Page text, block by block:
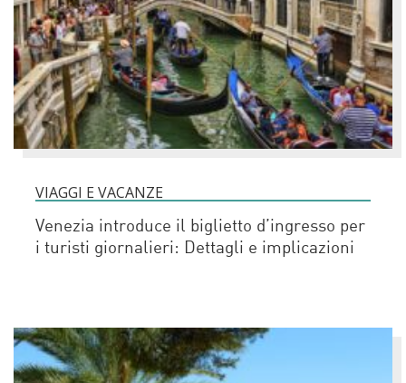
VIAGGI E VACANZE
Venezia introduce il biglietto d’ingresso per
i turisti giornalieri: Dettagli e implicazioni